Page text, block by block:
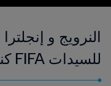
للسيدات FIFA كندا ٢٠١٥ | إعادة المباراة